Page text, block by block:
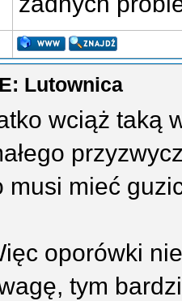
Lutownica
wciąż taką
musi mieć
oporówki
tym